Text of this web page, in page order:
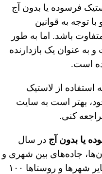
فرسوده یا بدون آج
توجه به قوانین
باشد. اما به طور
به عنوان یک بازدارنده
است.
استفاده از لاستیک
بهتر است به سایت
کنی.
یا بدون آج در سال
جاده‌های بین شهری و
مناطق آزاد تجاری – صنعتی، سایر شهرها و روستاها ۱۰۰